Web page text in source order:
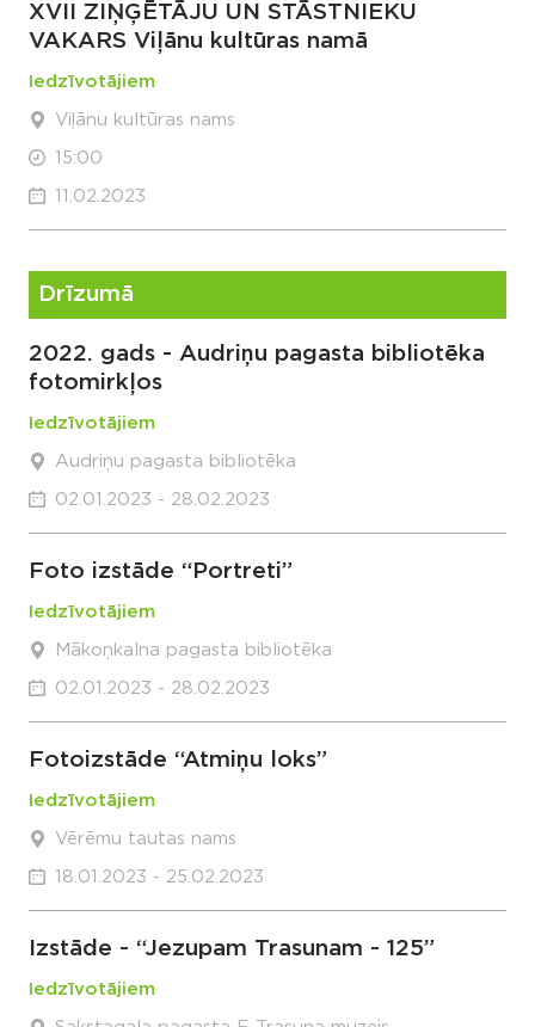
XVII ZIŅĢĒTĀJU UN STĀSTNIEKU
VAKARS Viļānu kultūras namā
Iedzīvotājiem
Viļānu kultūras nams
15:00
11.02.2023
Drīzumā
2022. gads - Audriņu pagasta bibliotēka
fotomirkļos
Iedzīvotājiem
Audriņu pagasta bibliotēka
02.01.2023 - 28.02.2023
Foto izstāde “Portreti”
Iedzīvotājiem
Mākoņkalna pagasta bibliotēka
02.01.2023 - 28.02.2023
Fotoizstāde “Atmiņu loks”
Iedzīvotājiem
Vērēmu tautas nams
18.01.2023 - 25.02.2023
Izstāde - “Jezupam Trasunam - 125”
Iedzīvotājiem